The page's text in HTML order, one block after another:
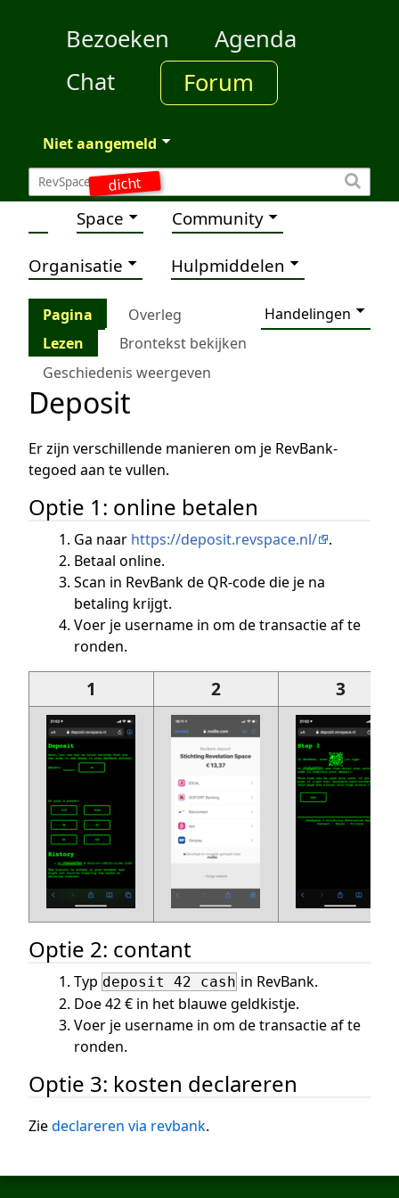
dicht
Bezoeken
Agenda
Chat
Forum
Niet aangemeld
Space Community
Organisatie Hulpmiddelen
Pagina Overleg
Handelingen
Lezen
Brontekst bekijken
Geschiedenis weergeven
Deposit
Er zijn verschillende manieren om je RevBank-
tegoed aan te vullen.
Optie 1: online betalen
Ga naar https://deposit.revspace.nl/
.
Betaal online.
Scan in RevBank de QR-code die je na
betaling krijgt.
Voer je username in om de transactie af te
ronden.
1 2 3
Optie 2: contant
Typ deposit 42 cash in RevBank.
Doe 42 € in het blauwe geldkistje.
Voer je username in om de transactie af te
ronden.
Optie 3: kosten declareren
Ziedeclareren via revbank.